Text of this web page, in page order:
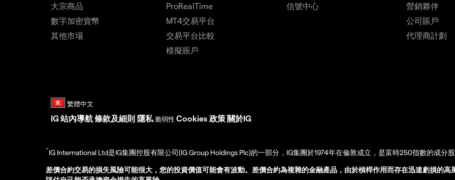
大宗商品
數字加密貨幣
其他市場
ProRealTime
MT4交易平台
交易平台比較
模擬賬戶
信號中心
營銷夥伴
公司賬戶
代理商計劃
IG 站內導航條款及細則 隱私 脆弱性 Cookies 政策關於IG
^IG International Ltd是IG集團控股有限公司(IG Group Holdings Plc)的一部分，IG集團於1974年在倫敦成立，是富時250指數的成分
差價合約交易的損失風險可能很大，您的投資價值可能會有波動。差價合約為複雜的金融產品，由於槓桿作用而存在迅速虧損的